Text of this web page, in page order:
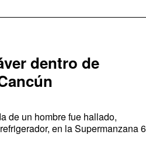
dentro de
de un hombre fue hallado,
en la Supermanzana